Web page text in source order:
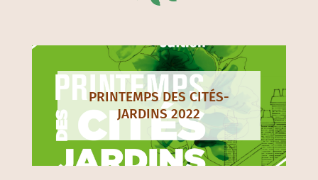
PRINTEMPS DES CITÉS-
JARDINS 2022